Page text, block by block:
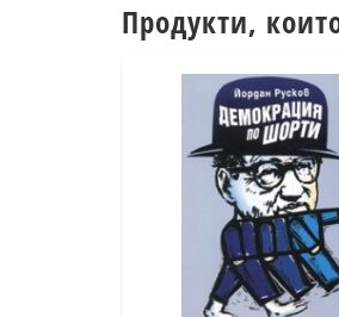
Продукти,